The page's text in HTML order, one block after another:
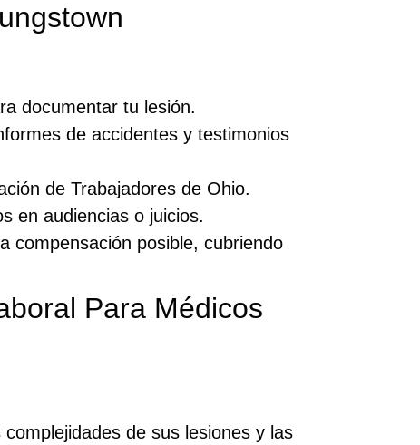
documentar tu lesión.
de accidentes y testimonios
de Trabajadores de Ohio.
en audiencias o juicios.
compensación posible, cubriendo
Para Médicos
de sus lesiones y las